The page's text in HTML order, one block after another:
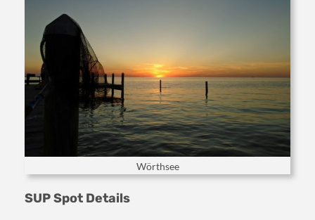
Wörthsee
SUP Spot Details